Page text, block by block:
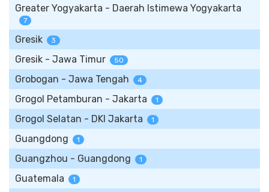
Greater Yogyakarta - Daerah Istimewa Yogyakarta
7
Gresik 3
Gresik - Jawa Timur 50
Grobogan - Jawa Tengah 4
Grogol Petamburan - Jakarta 1
Grogol Selatan - DKI Jakarta 1
Guangdong 1
Guangzhou - Guangdong 1
Guatemala 1